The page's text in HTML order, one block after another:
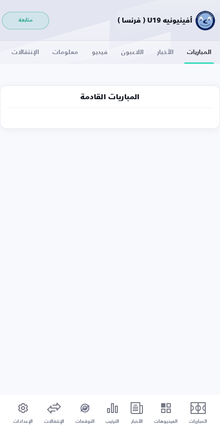
أفينيونيه U19 ( فرنسا ) متابعة
المباريات الأخبار اللاعبون فيديو معلومات الإنتقالات
المباريات القادمة
المباريات الفيديوهات الأخبار الترتيب التوقعات الإنتقالات الإعدادات